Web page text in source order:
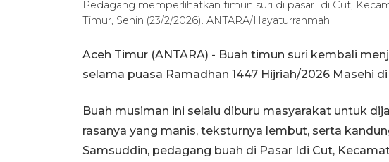
Pedagang memperlihatkan timun suri di pasar Idi Cut,
Timur, Senin (23/2/2026). ANTARA/Hayaturrahmah
Aceh Timur (ANTARA) - Buah timun suri kembali
selama puasa Ramadhan 1447 Hijriah/2026 Masehi
Buah musiman ini selalu diburu masyarakat untuk
rasanya yang manis, teksturnya lembut, serta
Samsuddin, pedagang buah di Pasar Idi Cut,